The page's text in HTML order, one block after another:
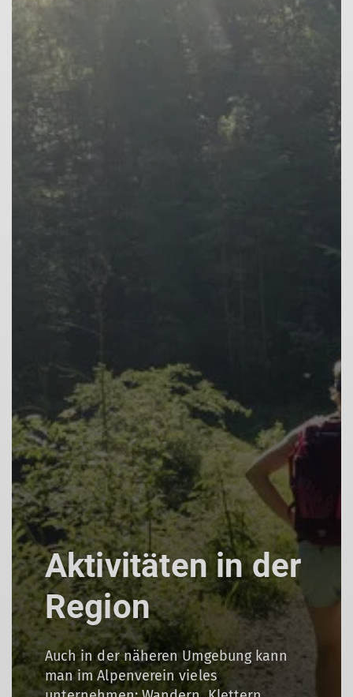
Aktivitäten in der
Region
Auch in der näheren Umgebung kann
man im Alpenverein vieles